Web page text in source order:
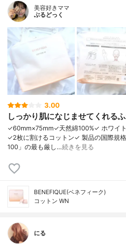
美容好きママ
ぶるどっく
3.00
しっかり肌になじませてくれる
✓60mm×75mm✓天然綿100%✓ ホワイト
✓2枚に割けるコットン✓ 製品の国際規
100」の最も厳し…続きを見る
BENEFIQUE(ベネフィーク)
コットン WN
にる